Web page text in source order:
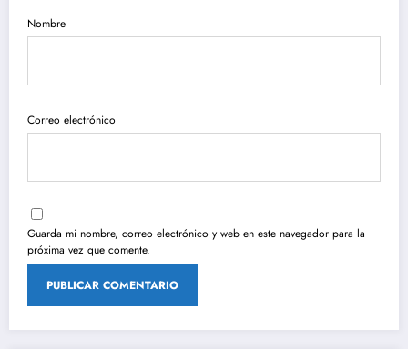
Nombre
Correo electrónico
Guarda mi nombre, correo electrónico y web en este navegador para la
próxima vez que comente.